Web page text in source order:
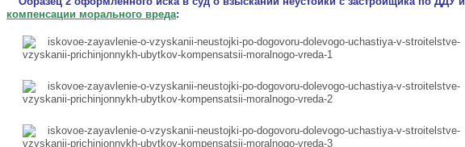
компенсации морального вреда: